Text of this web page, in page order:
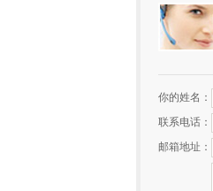
你的姓名：
联系电话：
邮箱地址：